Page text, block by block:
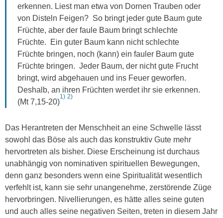
erkennen. Liest man etwa von Dornen Trauben oder
von Disteln Feigen? So bringt jeder gute Baum gute
Früchte, aber der faule Baum bringt schlechte
Früchte. Ein guter Baum kann nicht schlechte
Früchte bringen, noch (kann) ein fauler Baum gute
Früchte bringen. Jeder Baum, der nicht gute Frucht
bringt, wird abgehauen und ins Feuer geworfen.
Deshalb, an ihren Früchten werdet ihr sie erkennen.
(Mt 7,15-20)
1) 2)
Das Herantreten der Menschheit an eine Schwelle lässt
sowohl das Böse als auch das konstruktiv Gute mehr
hervortreten als bisher. Diese Erscheinung ist durchaus
unabhängig von nominativen spirituellen Bewegungen,
denn ganz besonders wenn eine Spiritualität wesentlich
verfehlt ist, kann sie sehr unangenehme, zerstörende Züge
hervorbringen. Nivellierungen, es hätte alles seine guten
und auch alles seine negativen Seiten, treten in diesem Jahr